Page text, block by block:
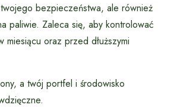
bezpieczeństwa, ale również
paliwie. Zaleca się, aby kontrolować
miesiącu oraz przed dłuższymi
a twój portfel i środowisko